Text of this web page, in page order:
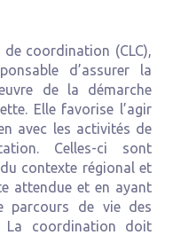
coordination (CLC),
d’assurer la
de la démarche
Elle favorise l’agir
avec les activités de
Celles-ci sont
contexte régional et
attendue et en ayant
parcours de vie des
La coordination doit